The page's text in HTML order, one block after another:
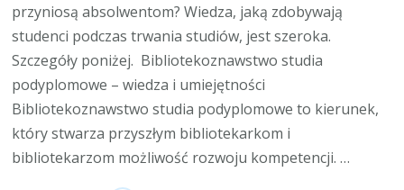
przyniosą absolwentom? Wiedza, jaką zdobywają
studenci podczas trwania studiów, jest szeroka.
Szczegóły poniżej. Bibliotekoznawstwo studia
podyplomowe – wiedza i umiejętności
Bibliotekoznawstwo studia podyplomowe to kierunek,
który stwarza przyszłym bibliotekarkom i
bibliotekarzom możliwość rozwoju kompetencji. …